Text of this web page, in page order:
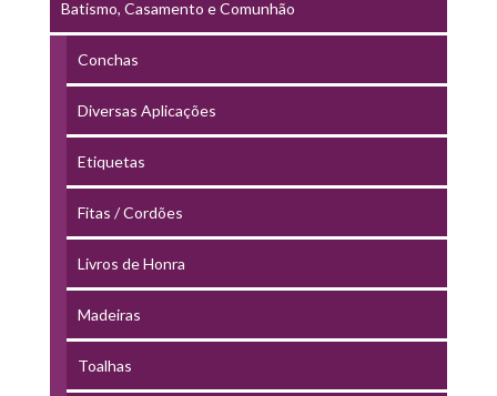
Batismo, Casamento e Comunhão
Conchas
Diversas Aplicações
Etiquetas
Fitas / Cordões
Livros de Honra
Madeiras
Toalhas